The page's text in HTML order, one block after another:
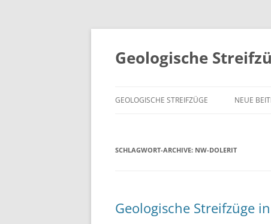
Geologische
GEOLOGISCHE STREIFZÜGE NEUE
SCHLAGWORT-ARCHIVE: NW-DOLERIT
Geologische Streifzüge